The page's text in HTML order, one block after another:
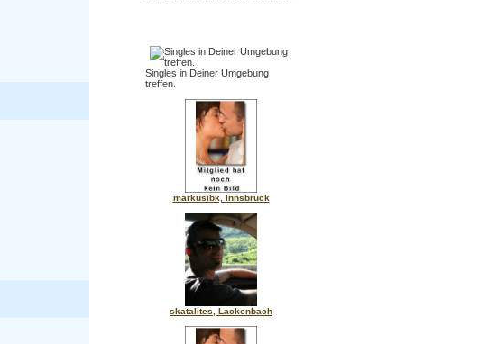
Singles in Deiner Umgebung
treffen.
markusibk, Innsbruck
skatalites, Lackenbach